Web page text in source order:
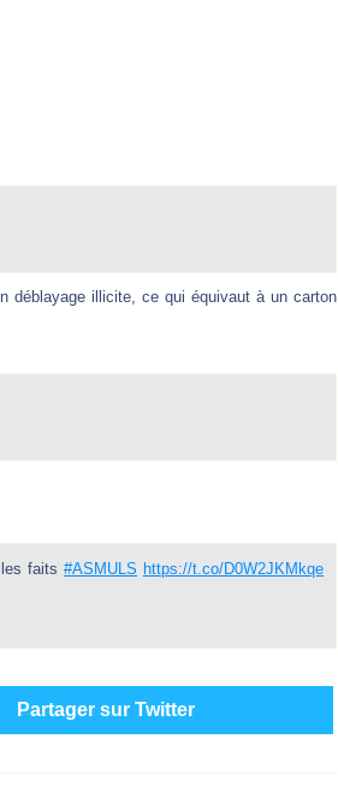
déblayage illicite, ce qui équivaut à un carton
les faits#ASMULS https://t.co/D0W2JKMkqe
Partager sur Twitter